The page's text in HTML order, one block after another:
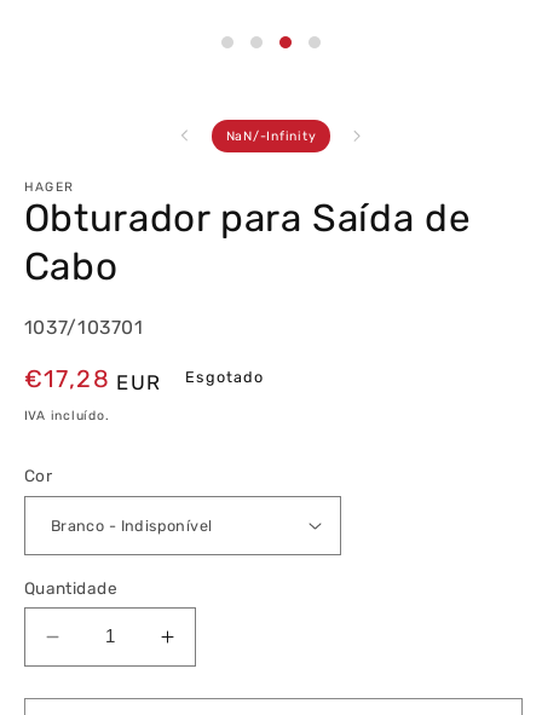
NaN/ de
-Infinity
HAGER
Obturador para Saída de
Cabo
1037/103701
Preço
normal
€17,28 EUR Esgotado
IVA incluído.
Cor
Quantidade
Diminuir
a
quantidade
Aumentar
a
quantidade